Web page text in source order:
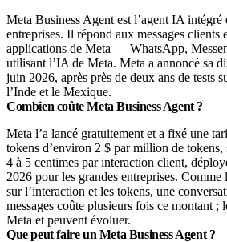
Meta Business Agent est l’agent IA intégré
entreprises. Il répond aux messages clients
applications de Meta — WhatsApp,
utilisant l’IA de Meta. Meta a annoncé sa
juin 2026, après près de deux ans de tests
l’Inde et le Mexique.
Combien coûte Meta Business Agent ?
Meta l’a lancé gratuitement et a fixé une
tokens d’environ 2 $ par million de
4 à 5 centimes par interaction client,
2026 pour les grandes entreprises. Comme
sur l’interaction et les tokens, une
messages coûte plusieurs fois ce montant ;
Meta et peuvent évoluer.
Que peut faire un Meta Business Agent ?